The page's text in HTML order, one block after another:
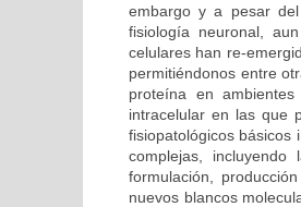
embargo y a pesar
fisiología neuronal,
celulares han re-
permitiéndonos entre
proteína en
intracelular en las que
fisiopatológicos básicos
complejas,
formulación,
nuevos blancos